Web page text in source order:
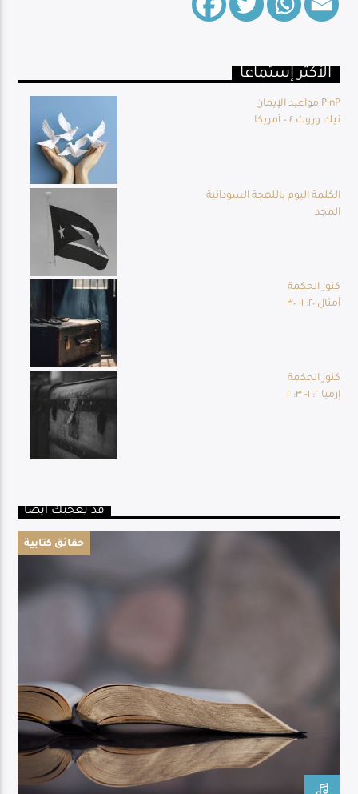
الأكثر إستماعا
مواعيد الإيمان PinP
نيك وروث ٤ – أمريكا
الكلمة اليوم باللهجة السودانية
المجد
كنوز الحكمة
أمثال ٢٠: ١- ٣٠
كنوز الحكمة
إرميا ٢: ١- ٣: ٢
قد يعجبك أيضا
حقائق كتابية